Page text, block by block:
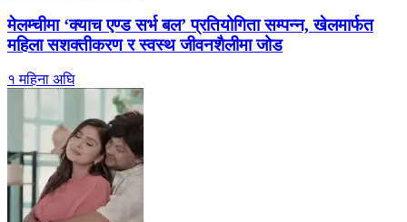
मेलम्चीमा ‘क्याच एण्ड सर्भ बल’ प्रतियोगिता सम्पन्न, खेलमार्फत
महिला सशक्तीकरण र स्वस्थ जीवनशैलीमा जोड
१ महिना अघि